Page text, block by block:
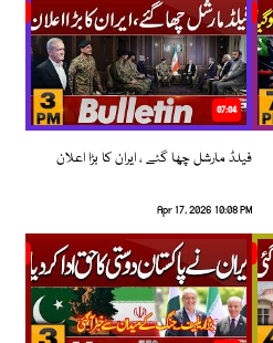
07:04
فیلڈ مارشل چھا گئے ، ایران کا بڑا اعلان
Apr 17, 2026 10:08 PM